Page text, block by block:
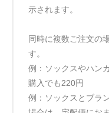
示されます。
同時に複数ご注文の
す。
例：ソックスやハン
購入でも220円
例：ソックスとブラ